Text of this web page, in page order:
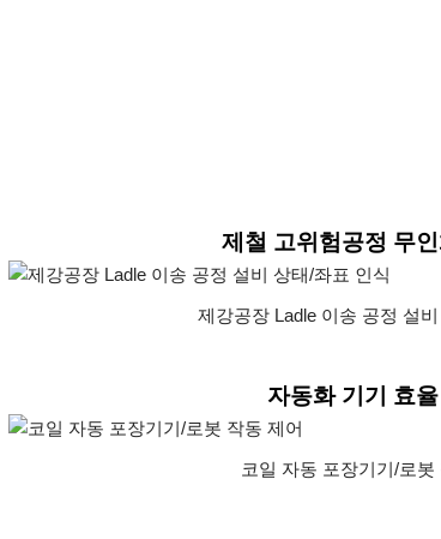
제철 고위험공정 무
제강공장 Ladle 이송 공정 설
자동화 기기 효
코일 자동 포장기기/로봇